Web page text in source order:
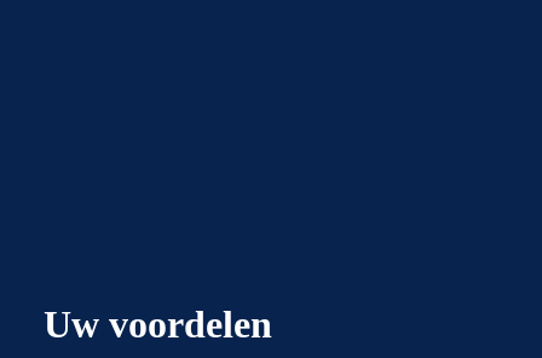
Uw voordelen